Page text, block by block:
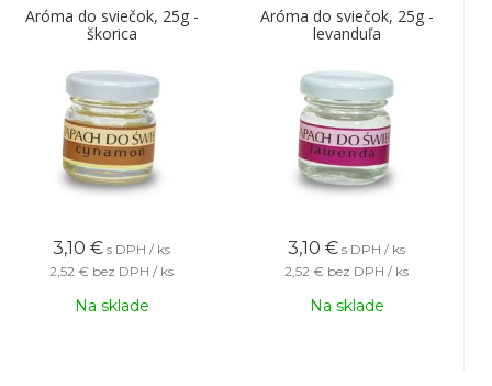
Aróma do sviečok, 25g -
škorica
3,10 € s DPH / ks
2,52 € bez DPH / ks
Na sklade
Aróma do sviečok, 25g -
levanduľa
3,10 € s DPH / ks
2,52 € bez DPH / ks
Na sklade